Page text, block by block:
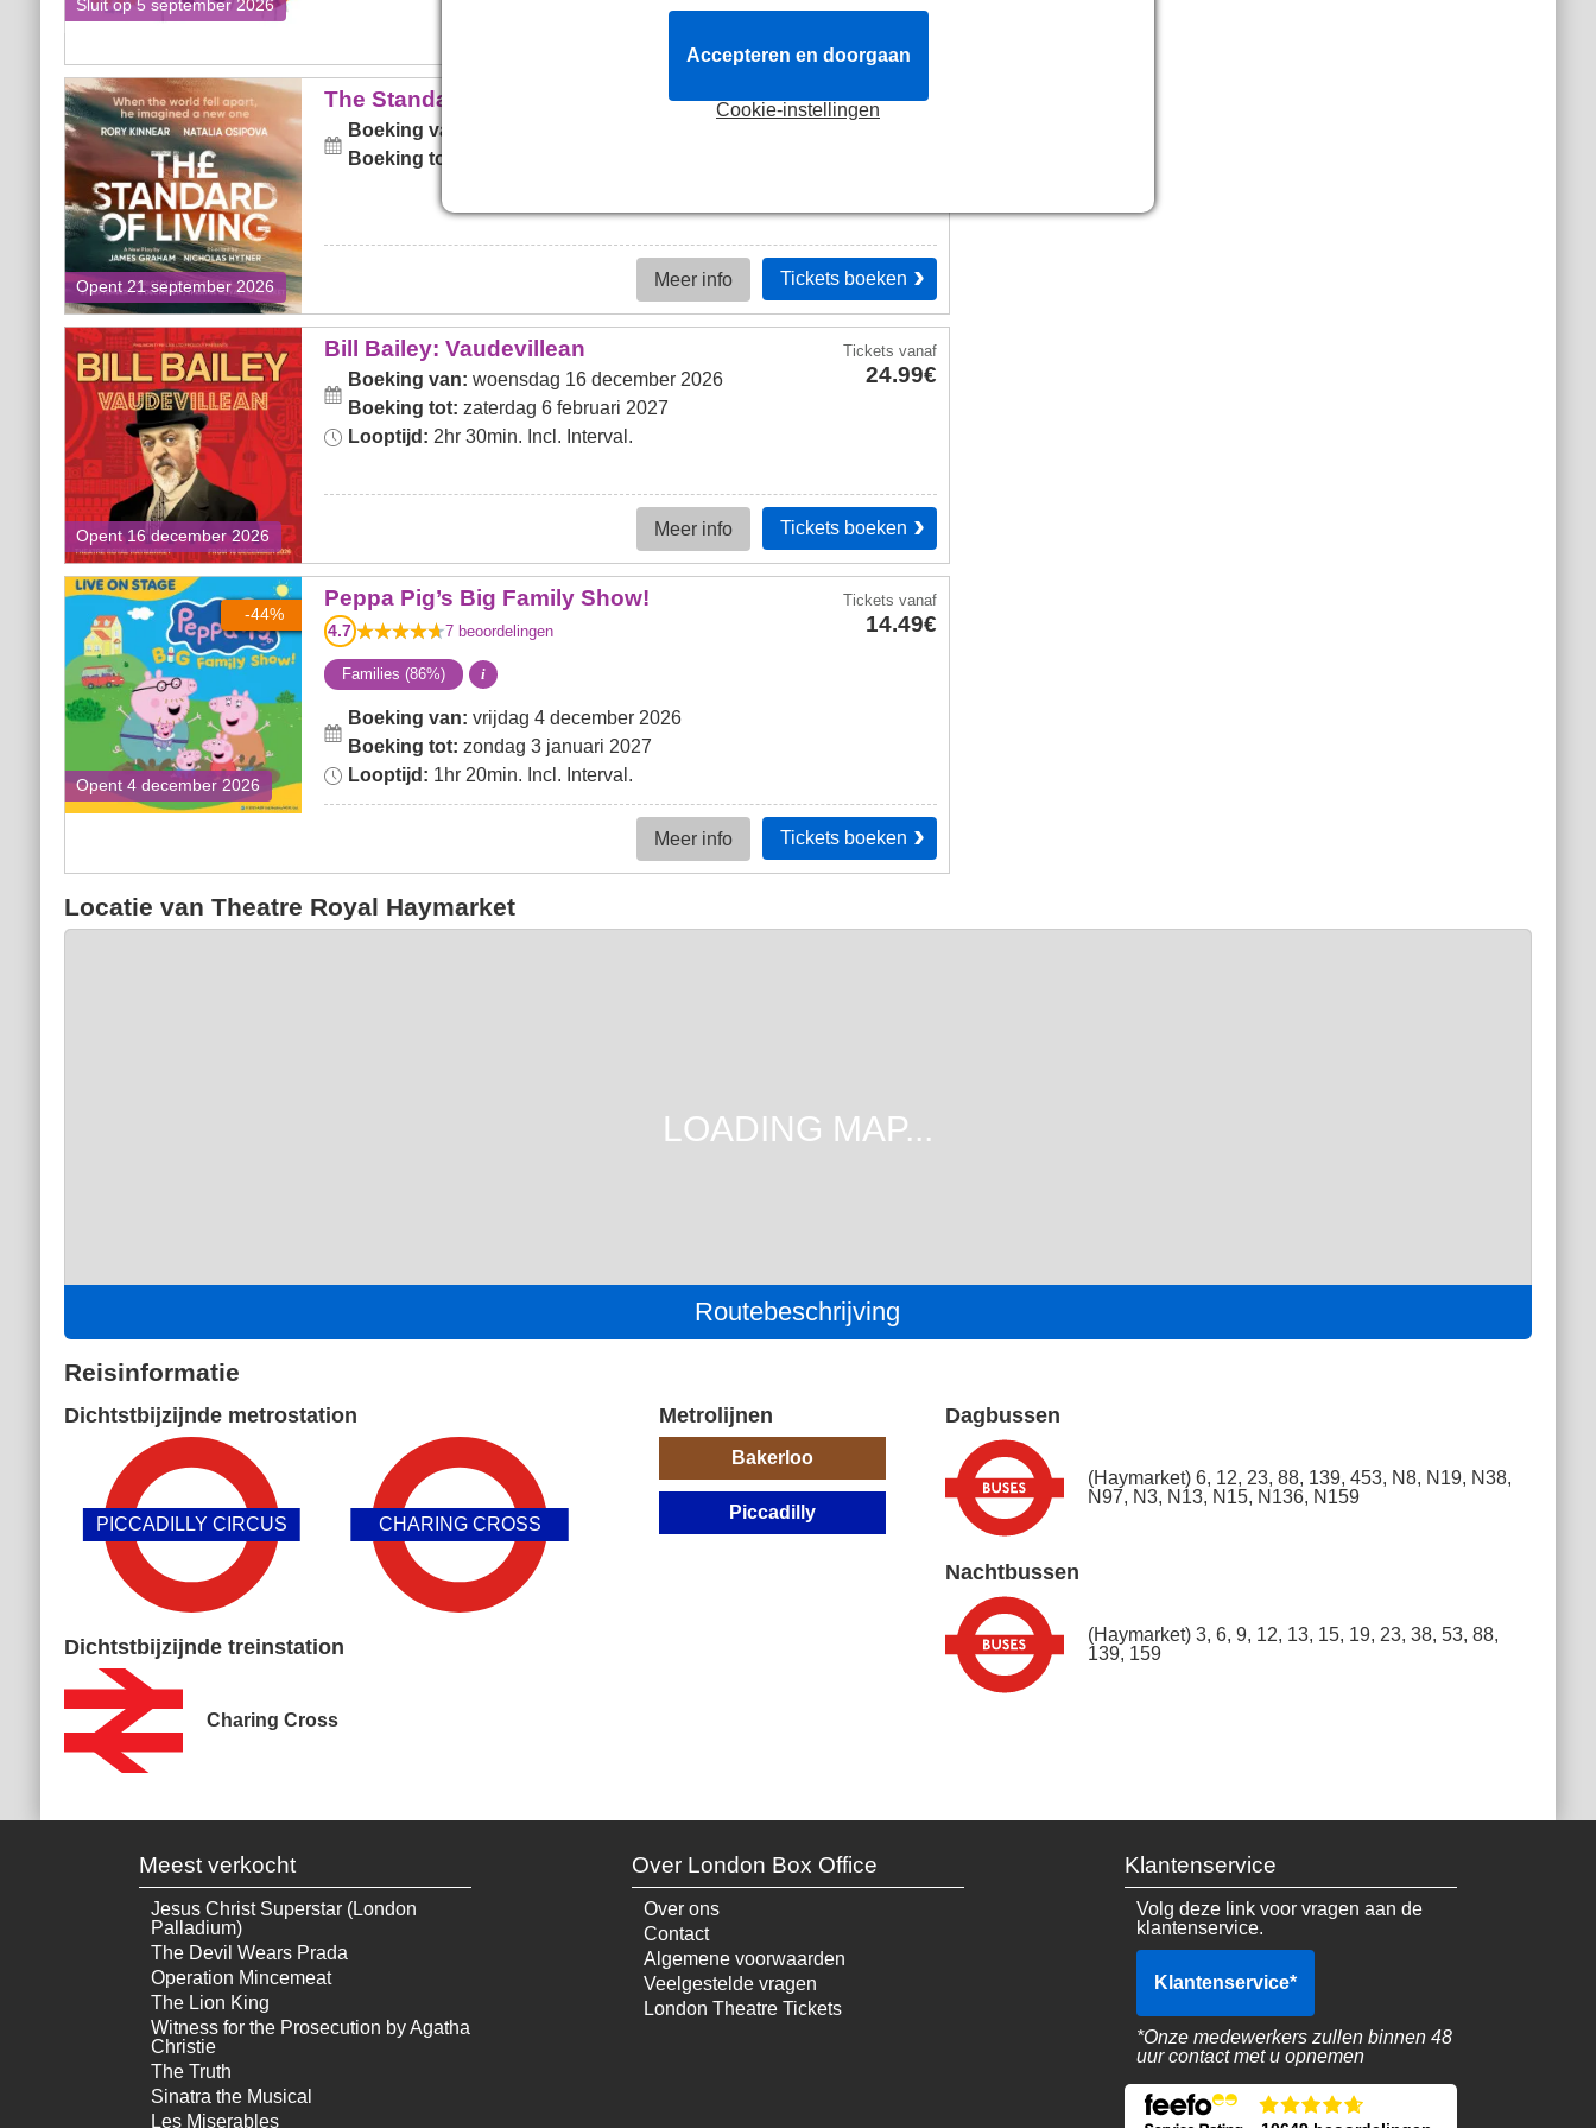
Sluit op 5 september 2026
Opent 21 september 2026
The Standard of Living The Standard of Living Ticketsvanaf
35.49€
Boeking van:
Boeking tot:
Meer info Tickets boeken
Opent 16 december 2026
Bill Bailey: Vaudevillean Bill Bailey: Vaudevillean Tickets vanaf
24.99€
Boeking van: woensdag 16 december 2026
Boeking tot: zaterdag 6 februari 2027
Looptijd: 2hr 30min. Incl. Interval.
Meer info Tickets boeken
-44%
Opent 4 december 2026
Peppa Pig’s Big Family
Show!
Peppa Pig’s Big Family Show!
4.7 7beoordelingen
Tickets vanaf
14.49€
Families (86%) i
Boeking van: vrijdag 4 december 2026
Boeking tot: zondag 3 januari 2027
Looptijd: 1hr 20min. Incl. Interval.
Meer info Tickets boeken
Locatie van Theatre Royal Haymarket
Routebeschrijving
Reisinformatie
Dichtstbijzijnde metrostation
PICCADILLY CIRCUS CHARING CROSS
Dichtstbijzijnde treinstation
Charing Cross
Metrolijnen
Bakerloo
Piccadilly
Dagbussen
(Haymarket) 6, 12, 23, 88, 139, 453, N8, N19, N38,
N97, N3, N13, N15, N136, N159
Nachtbussen
(Haymarket) 3, 6, 9, 12, 13, 15, 19, 23, 38, 53, 88,
139, 159
Meest verkocht
Jesus Christ Superstar (London
Palladium)
The Devil Wears Prada
Operation Mincemeat
The Lion King
Witness for the Prosecution by Agatha
Christie
The Truth
Sinatra the Musical
Les Miserables
Over London Box Office
Over ons
Contact
Algemene voorwaarden
Veelgestelde vragen
London Theatre Tickets
Klantenservice
Volg deze link voor vragen aan de
klantenservice.
Klantenservice*
*Onze medewerkers zullen binnen 48
uur contact met u opnemen
Cookie-instellingen
Accepteren en doorgaan